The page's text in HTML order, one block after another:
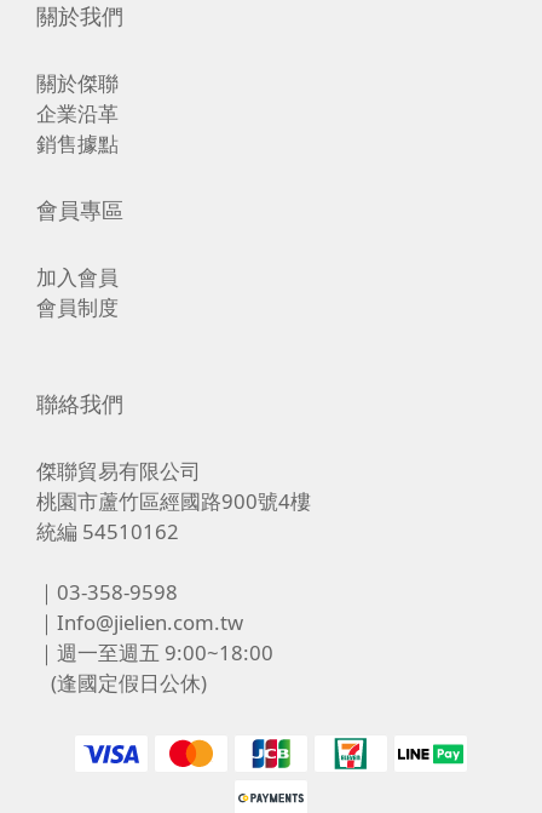
關於我們
關於傑聯
企業沿革
銷售據點
會員專區
加入會員
會員制度
聯絡我們
傑聯貿易有限公司
桃園市蘆竹區經國路900號4樓
統編 54510162
｜03-358-9598
｜Info@jielien.com.tw
｜週一至週五 9:00~18:00
(逢國定假日公休)